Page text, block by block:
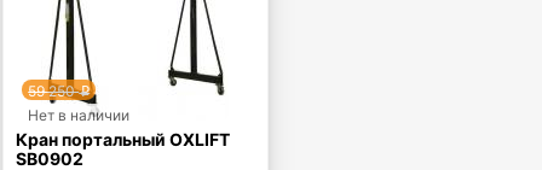
59 250p
Нет в наличии
Кран портальный OXLIFT
SB0902